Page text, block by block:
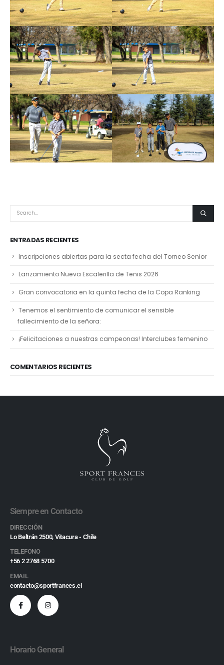
ENTRADAS RECIENTES
Inscripciones abiertas para la secta fecha del Torneo Senior
Lanzamiento Nueva Escalerilla de Tenis 2026
Gran convocatoria en la quinta fecha de la Copa Ranking
Tenemos el sentimiento de comunicar el sensible
fallecimiento de la señora:
¡Felicitaciones a nuestras campeonas! Interclubes femenino
COMENTARIOS RECIENTES
Siempre en Contacto
DIRECCIÓN
Lo Beltrán 2500, Vitacura - Chile
TELEFONO
+56 2 2768 5700
EMAIL
contacto@sportfrances.cl
Horario General